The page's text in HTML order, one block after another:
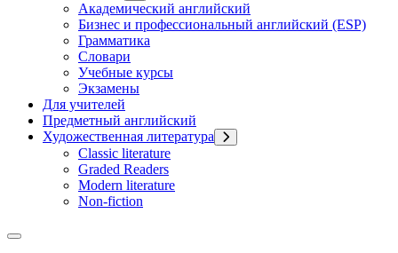
Академический английский
Бизнес и профессиональный английский (ESP)
Грамматика
Словари
Учебные курсы
Экзамены
Для учителей
Предметный английский
Художественная литература
Classic literature
Graded Readers
Modern literature
Non-fiction